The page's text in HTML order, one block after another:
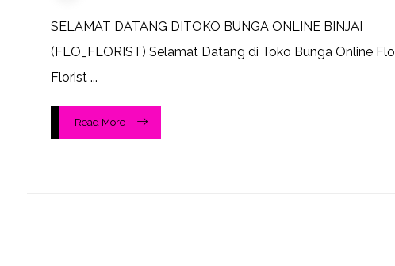
SELAMAT DATANG DITOKO BUNGA ONLINE BINJAI
(FLO_FLORIST) Selamat Datang di Toko Bunga Online Flo
Florist ...
Read More